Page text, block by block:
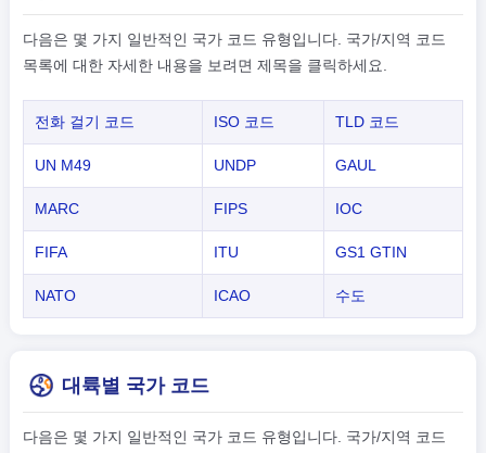
다음은 몇 가지 일반적인 국가 코드 유형입니다. 국가/지역 코드
목록에 대한 자세한 내용을 보려면 제목을 클릭하세요.
전화 걸기 코드 ISO 코드 TLD 코드
UN M49 UNDP GAUL
MARC FIPS IOC
FIFA ITU GS1 GTIN
NATO ICAO 수도
대륙별 국가 코드
다음은 몇 가지 일반적인 국가 코드 유형입니다. 국가/지역 코드